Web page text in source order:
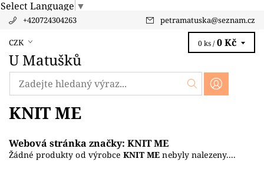
Select Language ▼
+420724304263 petramatuska@seznam.cz
CZK
U Matušků
0 ks / 0 Kč
KNIT ME
Webová stránka značky: KNIT ME
Žádné produkty od výrobce KNIT ME nebyly nalezeny....